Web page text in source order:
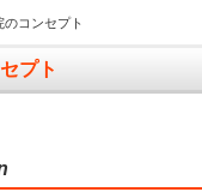
のコンセプト
プト